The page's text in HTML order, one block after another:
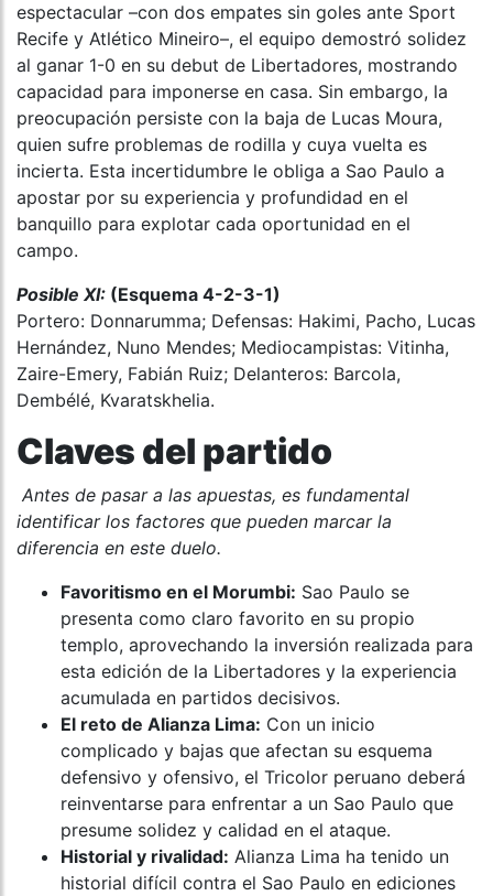
espectacular –con dos empates sin goles ante Sport
Recife y Atlético Mineiro–, el equipo demostró solidez
al ganar 1-0 en su debut de Libertadores, mostrando
capacidad para imponerse en casa. Sin embargo, la
preocupación persiste con la baja de Lucas Moura,
quien sufre problemas de rodilla y cuya vuelta es
incierta. Esta incertidumbre le obliga a Sao Paulo a
apostar por su experiencia y profundidad en el
banquillo para explotar cada oportunidad en el
campo.
Posible XI: (Esquema 4-2-3-1)
Portero: Donnarumma; Defensas: Hakimi, Pacho, Lucas
Hernández, Nuno Mendes; Mediocampistas: Vitinha,
Zaire-Emery, Fabián Ruiz; Delanteros: Barcola,
Dembélé, Kvaratskhelia.
Claves del partido
Antes de pasar a las apuestas, es fundamental
identificar los factores que pueden marcar la
diferencia en este duelo.
Favoritismo en el Morumbi: Sao Paulo se
presenta como claro favorito en su propio
templo, aprovechando la inversión realizada para
esta edición de la Libertadores y la experiencia
acumulada en partidos decisivos.
El reto de Alianza Lima: Con un inicio
complicado y bajas que afectan su esquema
defensivo y ofensivo, el Tricolor peruano deberá
reinventarse para enfrentar a un Sao Paulo que
presume solidez y calidad en el ataque.
Historial y rivalidad: Alianza Lima ha tenido un
historial difícil contra el Sao Paulo en ediciones